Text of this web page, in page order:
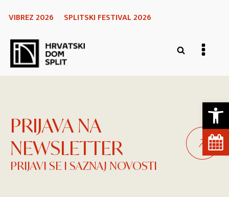
VIBREZ 2026 SPLITSKI FESTIVAL 2026
PRIJAVA NA
NEWSLETTER
PRIJAVI SE I SAZNAJ NOVOSTI